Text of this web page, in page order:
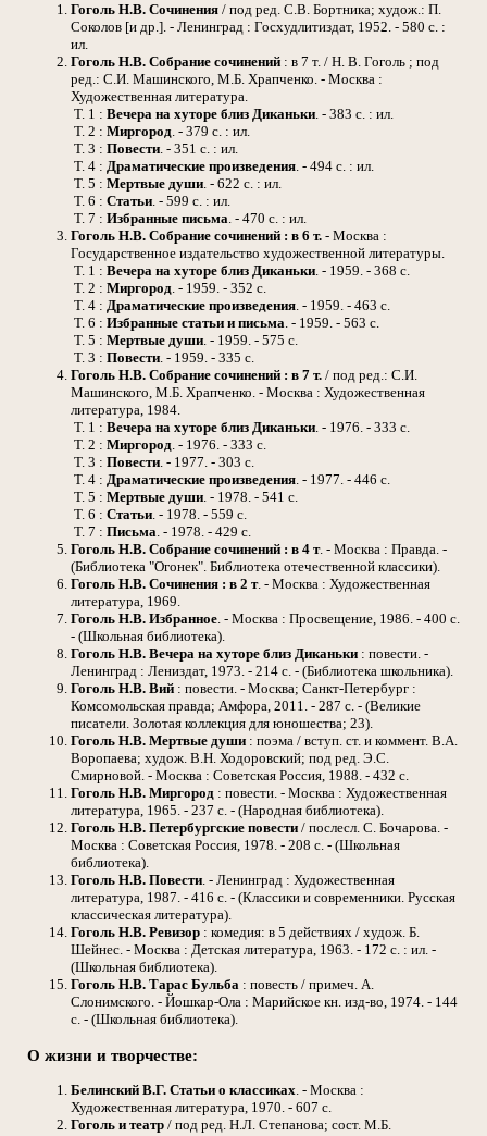
Гоголь Н.В. Сочинения / под ред. С.В. Бортника; худож.: П.
Соколов [и др.]. - Ленинград : Госхудлитиздат, 1952. - 580 с. :
ил.
Гоголь Н.В. Собрание сочинений : в 7 т. / Н. В. Гоголь ; под
ред.: С.И. Машинского, М.Б. Храпченко. - Москва :
Художественная литература.
Т. 1 : Вечера на хуторе близ Диканьки. - 383 с. : ил.
Т. 2 : Миргород. - 379 с. : ил.
Т. 3 : Повести. - 351 с. : ил.
Т. 4 : Драматические произведения. - 494 с. : ил.
Т. 5 : Мертвые души. - 622 с. : ил.
Т. 6 : Статьи. - 599 с. : ил.
Т. 7 : Избранные письма. - 470 с. : ил.
Гоголь Н.В. Собрание сочинений : в 6 т. - Москва :
Государственное издательство художественной литературы.
Т. 1 : Вечера на хуторе близ Диканьки. - 1959. - 368 с.
Т. 2 : Миргород. - 1959. - 352 с.
Т. 4 : Драматические произведения. - 1959. - 463 с.
Т. 6 : Избранные статьи и письма. - 1959. - 563 с.
Т. 5 : Мертвые души. - 1959. - 575 с.
Т. 3 : Повести. - 1959. - 335 с.
Гоголь Н.В. Собрание сочинений : в 7 т. / под ред.: С.И.
Машинского, М.Б. Храпченко. - Москва : Художественная
литература, 1984.
Т. 1 : Вечера на хуторе близ Диканьки. - 1976. - 333 с.
Т. 2 : Миргород. - 1976. - 333 с.
Т. 3 : Повести. - 1977. - 303 с.
Т. 4 : Драматические произведения. - 1977. - 446 с.
Т. 5 : Мертвые души. - 1978. - 541 с.
Т. 6 : Статьи. - 1978. - 559 с.
Т. 7 : Письма. - 1978. - 429 с.
Гоголь Н.В. Собрание сочинений : в 4 т. - Москва : Правда. -
(Библиотека "Огонек". Библиотека отечественной классики).
Гоголь Н.В. Сочинения : в 2 т. - Москва : Художественная
литература, 1969.
Гоголь Н.В. Избранное. - Москва : Просвещение, 1986. - 400 с.
- (Школьная библиотека).
Гоголь Н.В. Вечера на хуторе близ Диканьки : повести. -
Ленинград : Лениздат, 1973. - 214 с. - (Библиотека школьника).
Гоголь Н.В. Вий : повести. - Москва; Санкт-Петербург :
Комсомольская правда; Амфора, 2011. - 287 с. - (Великие
писатели. Золотая коллекция для юношества; 23).
Гоголь Н.В. Мертвые души : поэма / вступ. ст. и коммент. В.А.
Воропаева; худож. В.Н. Ходоровский; под ред. Э.С.
Смирновой. - Москва : Советская Россия, 1988. - 432 с.
Гоголь Н.В. Миргород : повести. - Москва : Художественная
литература, 1965. - 237 с. - (Народная библиотека).
Гоголь Н.В. Петербургские повести / послесл. С. Бочарова. -
Москва : Советская Россия, 1978. - 208 с. - (Школьная
библиотека).
Гоголь Н.В. Повести. - Ленинград : Художественная
литература, 1987. - 416 с. - (Классики и современники. Русская
классическая литература).
Гоголь Н.В. Ревизор : комедия: в 5 действиях / худож. Б.
Шейнес. - Москва : Детская литература, 1963. - 172 с. : ил. -
(Школьная библиотека).
Гоголь Н.В. Тарас Бульба : повесть / примеч. А.
Слонимского. - Йошкар-Ола : Марийское кн. изд-во, 1974. - 144
с. - (Школьная библиотека).
О жизни и творчестве:
Белинский В.Г. Статьи о классиках . - Москва :
Художественная литература, 1970. - 607 с.
Гоголь и театр / под ред. Н.Л. Степанова; сост. М.Б.